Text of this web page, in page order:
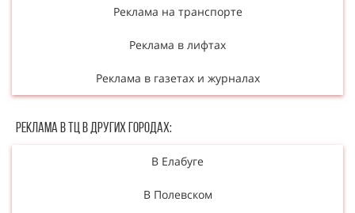
Реклама на транспорте
Реклама в лифтах
Реклама в газетах и журналах
Реклама в ТЦ в Других городах:
В Елабуге
В Полевском